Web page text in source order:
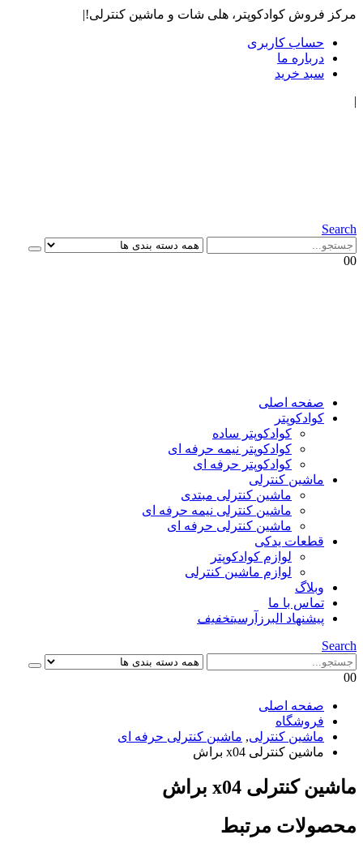
مرکز فروش کوادکوپتر، هلی شات و ماشین کنترلی!|
حساب کاربری
درباره ما
سبد خرید
|
Search
00
صفحه اصلی
کوادکوپتر
کوادکوپتر ساده
کوادکوپتر نیمه حرفه ای
کوادکوپتر حرفه ای
ماشین کنترلی
ماشین کنترلی مبتدی
ماشین کنترلی نیمه حرفه ای
ماشین کنترلی حرفه ای
قطعات یدکی
لوازم کوادکوپتر
لوازم ماشین کنترلی
وبلاگ
تماس با ما
پیشنهاد البرزآرسیتخفیف
Search
00
صفحه اصلی
فروشگاه
ماشین کنترلی, ماشین کنترلی حرفه ای
ماشین کنترلی x04 براش
ماشین کنترلی x04 براش
محصولات مرتبط